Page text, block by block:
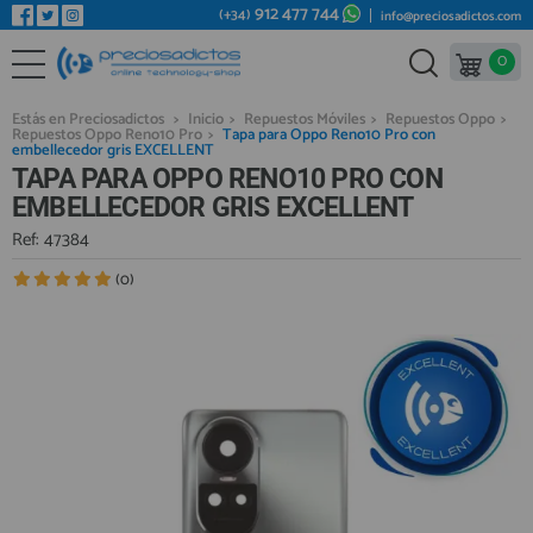
REPUESTOS MÓVILES
REPUESTOS TABLET
REPUESTOS RELOJES INTELIGENTES
REPUESTOS VIDEOCONSOLAS
REPUESTOS MACBOOK
REPUESTOS OTROS DISPOSITIVOS
MÓVILES REACONDICIONADOS
Bienvenid@ otra vez
YA SOY CLIENTE
Recordarme
Regístrate en un momento
¿ERES NUEVO?
(+34) 912 477 744 info@preciosadictos.com
0
Estás en Preciosadictos > Inicio > Repuestos Móviles > Repuestos Oppo >
Repuestos Oppo Reno10 Pro > Tapa para Oppo Reno10 Pro con
embellecedor gris EXCELLENT
TAPA PARA OPPO RENO10 PRO CON
EMBELLECEDOR GRIS EXCELLENT
Ref: 47384
(0)